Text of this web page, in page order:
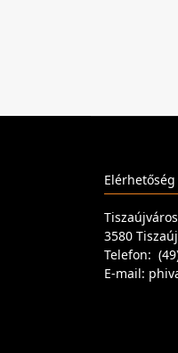
Elérhetőség
3580
Telefon:
E-mail: